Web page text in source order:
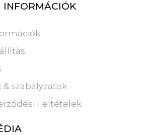
INFORMÁCIÓK
szabályzatok
Feltételek